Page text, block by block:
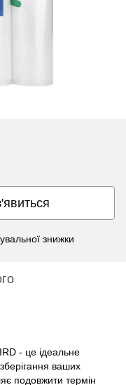
знижки
- це ідеальне
ваших
подовжити термін